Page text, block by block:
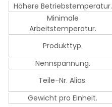
Höhere Betriebstemperatur.
Minimale
Arbeitstemperatur.
Produkttyp.
Nennspannung.
Teile-Nr. Alias.
Gewicht pro Einheit.